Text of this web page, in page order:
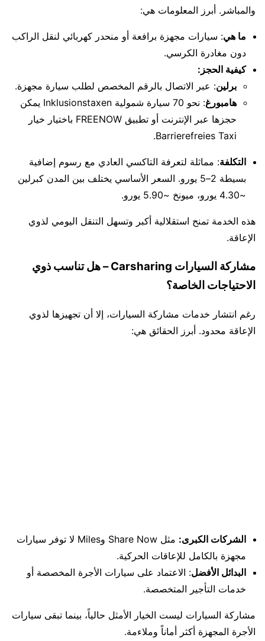
والمباشر. أبرز المعلومات هي:
ما هي: سيارات مجهزة برافعة أو منحدر كهربائي لنقل الراكب
دون مغادرة الكرسي.
كيفية الحجز:
برلين: عبر الاتصال بالرقم المخصص لطلب سيارة مجهزة.
هامبورغ
: نحو 70 سيارة شمولية Inklusionstaxen يمكن
حجزها عبر الإنترنت أو تطبيق FREENOW باختيار خيار
Barrierefreies Taxi.
التكلفة: مماثلة لتعرفة التاكسي العادي مع رسوم إضافية
بسيطة 2–5 يورو. السعر الأساسي يختلف بين المدن كبرلين
~4.30 يورو، ميونخ ~5.90 يورو.
هذه الخدمة تمنح استقلالية أكبر وتسهل التنقل اليومي لذوي
الإعاقة.
مشاركة السيارات Carsharing – هل تناسب ذوي
الاحتياجات الخاصة؟
رغم انتشار خدمات مشاركة السيارات، إلا أن تجهيزها لذوي
الإعاقة محدود. أبرز الحقائق هي:
الشركات الكبرى:
مثل Share Now وMiles لا توفر سيارات
مجهزة بالكامل للإعاقات الحركية.
البدائل الأفضل: الاعتماد على سيارات الأجرة المخصصة أو
خدمات التأجير المتخصصة.
مشاركة السيارات ليست الخيار الأمثل حالياً، بينما تبقى سيارات
الأجرة المجهزة أكثر أماناً وملاءمة.